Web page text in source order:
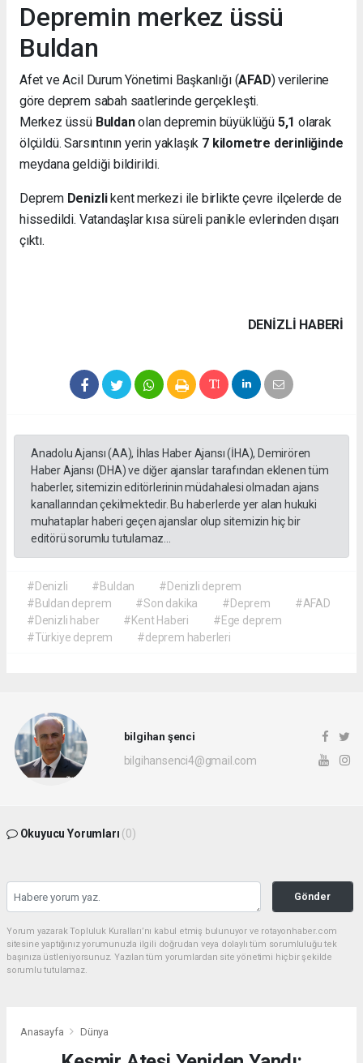
Depremin merkez üssü
Buldan
Afet ve Acil Durum Yönetimi Başkanlığı (AFAD) verilerine
göre deprem sabah saatlerinde gerçekleşti.
Merkez üssü Buldanolan depremin büyüklüğü 5,1 olarak
ölçüldü. Sarsıntının yerin yaklaşık 7 kilometre derinliğinde
meydana geldiği bildirildi.
Deprem Denizlikent merkezi ile birlikte çevre ilçelerde de
hissedildi. Vatandaşlar kısa süreli panikle evlerinden dışarı
çıktı.
DENIZLI HABERİ
Anadolu Ajansı (AA), İhlas Haber Ajansı (İHA), Demirören
Haber Ajansı (DHA) ve diğer ajanslar tarafından eklenen tüm
haberler, sitemizin editörlerinin müdahalesi olmadan ajans
kanallarından çekilmektedir. Bu haberlerde yer alan hukuki
muhataplar haberi geçen ajanslar olup sitemizin hiç bir
editörü sorumlu tutulamaz...
#Denizli #Buldan
#Denizli deprem
#Buldan deprem
#Son dakika #Deprem
#AFAD
#Denizli haber
#Kent Haberi
#Ege deprem
#Türkiye deprem
#deprem haberleri
bilgihan şenci
bilgihansenci4@gmail.com
Okuyucu Yorumları (0)
Gönder
Yorum yazarak Topluluk Kuralları’nı kabul etmiş bulunuyor ve rotayonhaber.com
sitesine yaptığınız yorumunuzla ilgili doğrudan veya dolaylı tüm sorumluluğu tek
başınıza üstleniyorsunuz. Yazılan tüm yorumlardan site yönetimi hiçbir şekilde
sorumlu tutulamaz.
Anasayfa Dünya